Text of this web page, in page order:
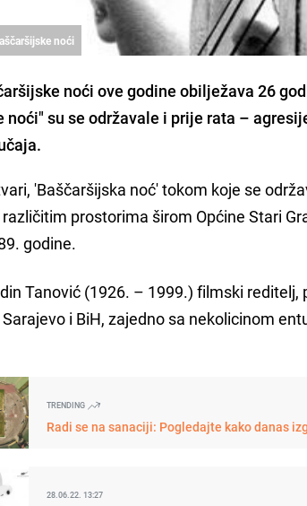
noći
noći ove godine obilježava 26
noći" su se održavale i prije rata –
'Baščaršijska noć' tokom koje se
prostorima širom Općine Stari
godine.
Tanović (1926. – 1999.) filmski reditelj,
i BiH, zajedno sa nekolicinom
TRENDING
Radi se na sanaciji: Pogledajte kako danas
28.06.22. 13:27